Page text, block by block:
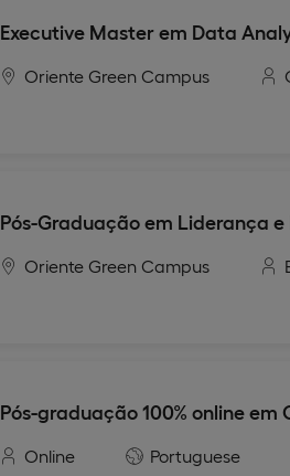
Executive Master em Data
Oriente Green Campus
Pós-Graduação em Liderança
Oriente Green Campus
Pós-graduação 100% online em
Online Portuguese